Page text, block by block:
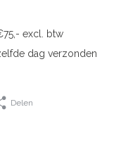
excl. btw
dag verzonden
Delen